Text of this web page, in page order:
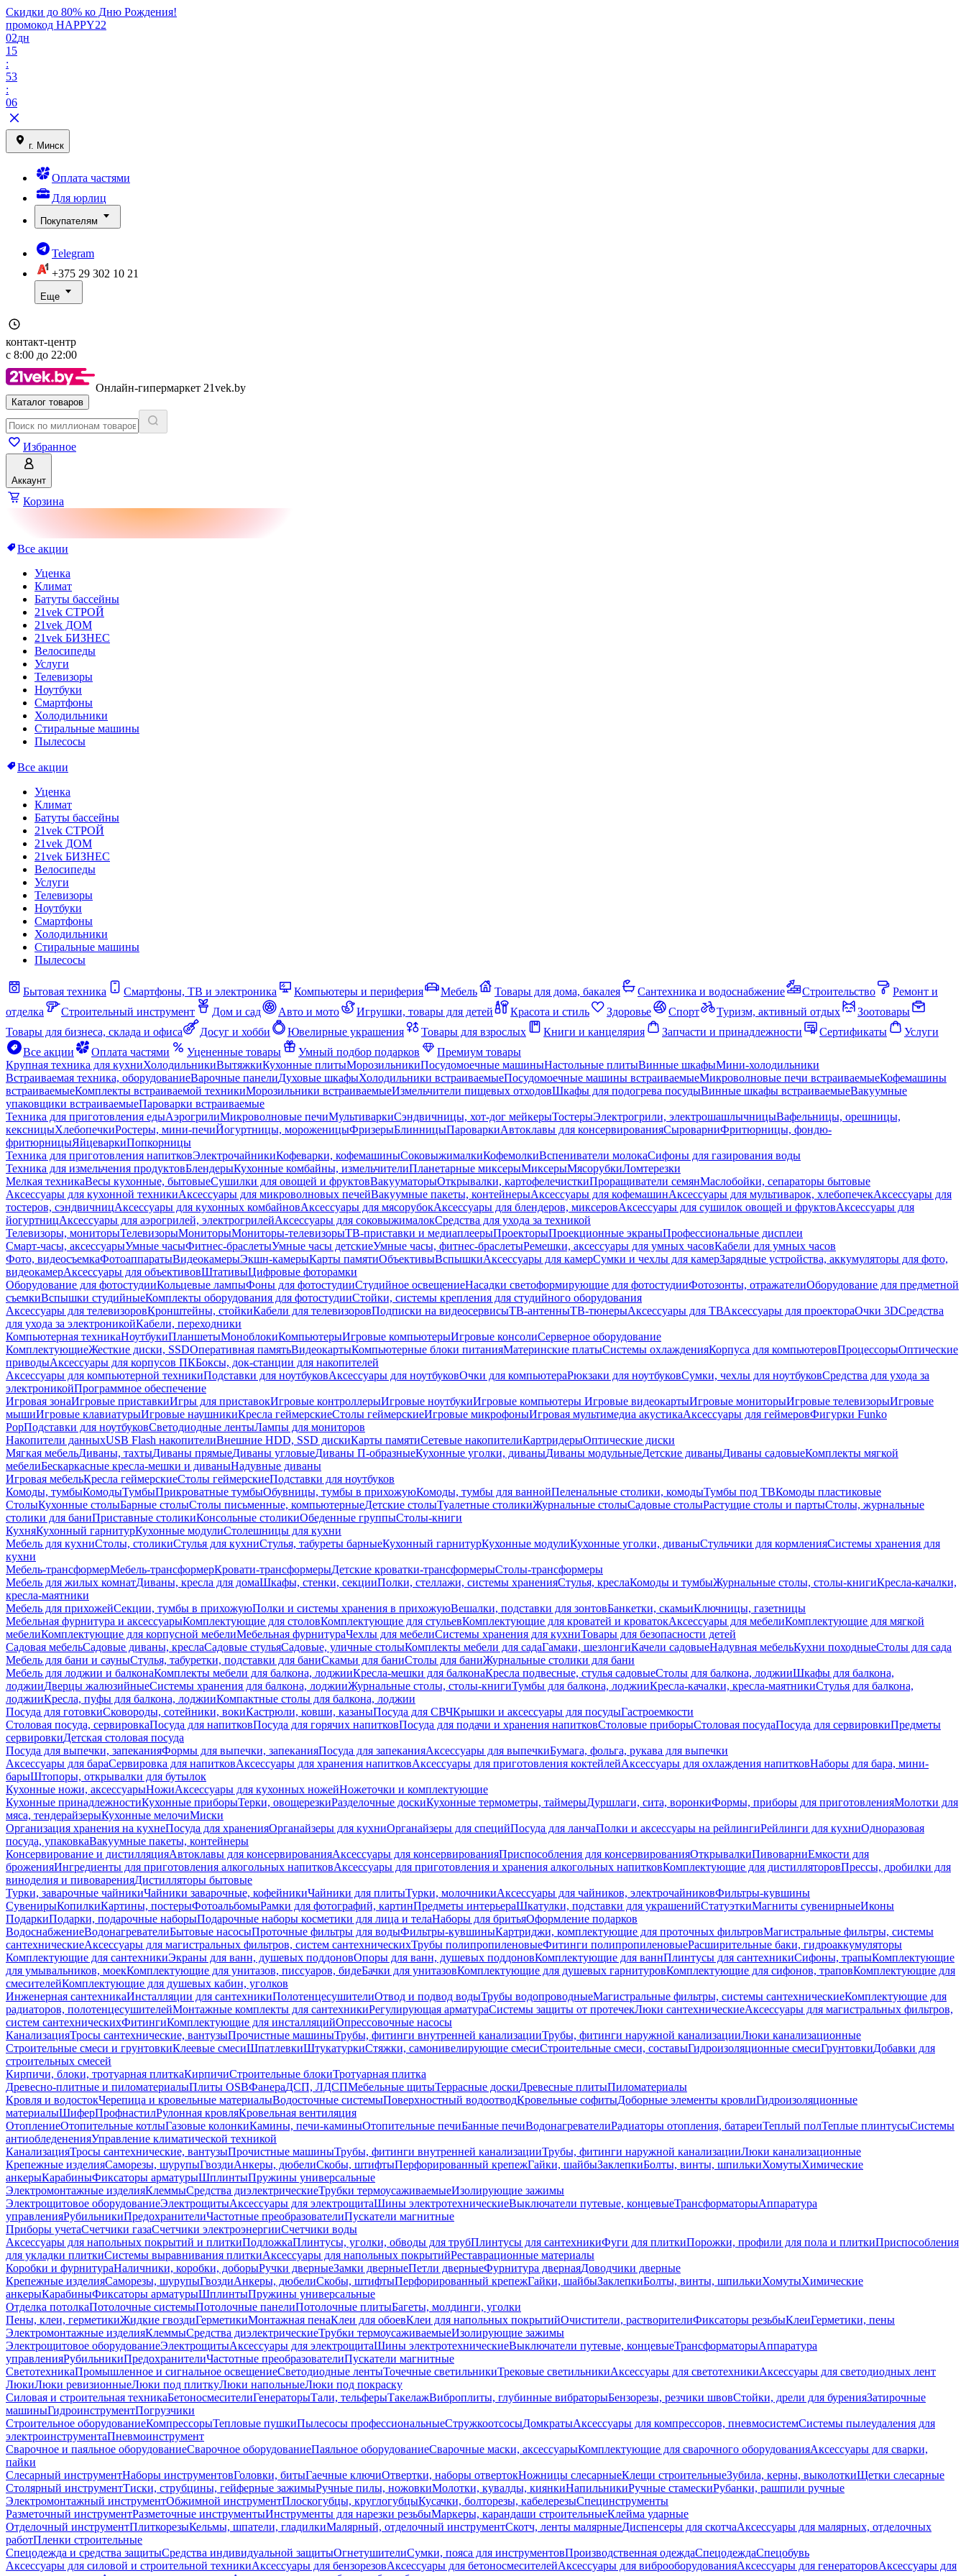
Скидки до 80% ко Дню Рождения!
промокод HAPPY22
02дн
15
:
53
:
06
г. Минск
Оплата частями
Для юрлиц
Покупателям
Telegram
+375 29 302 10 21
Еще
контакт-центр
с 8:00 до 22:00
Онлайн-гипермаркет 21vek.by
Каталог товаров
Избранное
Аккаунт
Корзина
Все акции
Уценка
Климат
Батуты бассейны
21vek СТРОЙ
21vek ДОМ
21vek БИЗНЕС
Велосипеды
Услуги
Телевизоры
Ноутбуки
Смартфоны
Холодильники
Стиральные машины
Пылесосы
Все акции
Уценка
Климат
Батуты бассейны
21vek СТРОЙ
21vek ДОМ
21vek БИЗНЕС
Велосипеды
Услуги
Телевизоры
Ноутбуки
Смартфоны
Холодильники
Стиральные машины
Пылесосы
Бытовая техника Смартфоны, ТВ и электроника Компьютеры и периферия Мебель Товары для дома, бакалея Сантехника и водоснабжение Строительство
Ремонт и
отделка
Строительный инструмент Дом и сад Авто и мото Игрушки, товары для детей Красота и стиль Здоровье Спорт Туризм, активный отдых
Зоотовары
Товары для бизнеса, склада и офиса
Досуг и хобби Ювелирные украшения Товары для взрослых Книги и канцелярия Запчасти и принадлежности Сертификаты
Услуги
Все акции
Оплата частями Уцененные товары Умный подбор подарков
Премиум товары
Крупная техника для кухниХолодильникиВытяжкиКухонные плитыМорозильникиПосудомоечные машиныНастольные плитыВинные шкафыМини-холодильники
Встраиваемая техника, оборудованиеВарочные панелиДуховые шкафыХолодильники встраиваемыеПосудомоечные машины встраиваемыеМикроволновые печи встраиваемыеКофемашины
встраиваемыеКомплекты встраиваемой техникиМорозильники встраиваемыеИзмельчители пищевых отходовШкафы для подогрева посудыВинные шкафы встраиваемыеВакуумные
упаковщики встраиваемыеПароварки встраиваемые
Техника для приготовления едыАэрогрилиМикроволновые печиМультиваркиСэндвичницы, хот-дог мейкерыТостерыЭлектрогрили, электрошашлычницыВафельницы, орешницы,
кексницыХлебопечкиРостеры, мини-печиЙогуртницы, мороженицыФризерыБлинницыПароваркиАвтоклавы для консервированияСыроварниФритюрницы, фондю-
фритюрницыЯйцеваркиПопкорницы
Техника для приготовления напитковЭлектрочайникиКофеварки, кофемашиныСоковыжималкиКофемолкиВспениватели молокаСифоны для газирования воды
Техника для измельчения продуктовБлендерыКухонные комбайны, измельчителиПланетарные миксерыМиксерыМясорубкиЛомтерезки
Мелкая техникаВесы кухонные, бытовыеСушилки для овощей и фруктовВакууматорыОткрывалки, картофелечисткиПроращиватели семянМаслобойки, сепараторы бытовые
Аксессуары для кухонной техникиАксессуары для микроволновых печейВакуумные пакеты, контейнерыАксессуары для кофемашинАксессуары для мультиварок, хлебопечекАксессуары для
тостеров, сэндвичницАксессуары для кухонных комбайновАксессуары для мясорубокАксессуары для блендеров, миксеровАксессуары для сушилок овощей и фруктовАксессуары для
йогуртницАксессуары для аэрогрилей, электрогрилейАксессуары для соковыжималокСредства для ухода за техникой
Телевизоры, мониторыТелевизорыМониторыМониторы-телевизорыТВ-приставки и медиаплеерыПроекторыПроекционные экраныПрофессиональные дисплеи
Смарт-часы, аксессуарыУмные часыФитнес-браслетыУмные часы детскиеУмные часы, фитнес-браслетыРемешки, аксессуары для умных часовКабели для умных часов
Фото, видеосъемкаФотоаппаратыВидеокамерыЭкшн-камерыКарты памятиОбъективыВспышкиАксессуары для камерСумки и чехлы для камерЗарядные устройства, аккумуляторы для фото,
видеокамерАксессуары для объективовШтативыЦифровые фоторамки
Оборудование для фотостудииКольцевые лампыФоны для фотостудииСтудийное освещениеНасадки светоформирующие для фотостудииФотозонты, отражателиОборудование для предметной
съемкиВспышки студийныеКомплекты оборудования для фотостудииСтойки, системы крепления для студийного оборудования
Аксессуары для телевизоровКронштейны, стойкиКабели для телевизоровПодписки на видеосервисыТВ-антенныТВ-тюнерыАксессуары для ТВАксессуары для проектораОчки 3DСредства
для ухода за электроникойКабели, переходники
Компьютерная техникаНоутбукиПланшетыМоноблокиКомпьютерыИгровые компьютерыИгровые консолиСерверное оборудование
КомплектующиеЖесткие диски, SSDОперативная памятьВидеокартыКомпьютерные блоки питанияМатеринские платыСистемы охлажденияКорпуса для компьютеровПроцессорыОптические
приводыАксессуары для корпусов ПКБоксы, док-станции для накопителей
Аксессуары для компьютерной техникиПодставки для ноутбуковАксессуары для ноутбуковОчки для компьютераРюкзаки для ноутбуковСумки, чехлы для ноутбуковСредства для ухода за
электроникойПрограммное обеспечение
Игровая зонаИгровые приставкиИгры для приставокИгровые контроллерыИгровые ноутбукиИгровые компьютеры Игровые видеокартыИгровые мониторыИгровые телевизорыИгровые
мышиИгровые клавиатурыИгровые наушникиКресла геймерскиеСтолы геймерскиеИгровые микрофоныИгровая мультимедиа акустикаАксессуары для геймеровФигурки Funko
PopПодставки для ноутбуковСветодиодные лентыЛампы для мониторов
Накопители данныхUSB Flash накопителиВнешние HDD, SSD дискиКарты памятиСетевые накопителиКартридерыОптические диски
Мягкая мебельДиваны, тахтыДиваны прямыеДиваны угловыеДиваны П-образныеКухонные уголки, диваныДиваны модульныеДетские диваныДиваны садовыеКомплекты мягкой
мебелиБескаркасные кресла-мешки и диваныНадувные диваны
Игровая мебельКресла геймерскиеСтолы геймерскиеПодставки для ноутбуков
Комоды, тумбыКомодыТумбыПрикроватные тумбыОбувницы, тумбы в прихожуюКомоды, тумбы для ваннойПеленальные столики, комодыТумбы под ТВКомоды пластиковые
СтолыКухонные столыБарные столыСтолы письменные, компьютерныеДетские столыТуалетные столикиЖурнальные столыСадовые столыРастущие столы и партыСтолы, журнальные
столики для баниПриставные столикиКонсольные столикиОбеденные группыСтолы-книги
КухняКухонный гарнитурКухонные модулиСтолешницы для кухни
Мебель для кухниСтолы, столикиСтулья для кухниСтулья, табуреты барныеКухонный гарнитурКухонные модулиКухонные уголки, диваныСтульчики для кормленияСистемы хранения для
кухни
Мебель-трансформерМебель-трансформерКровати-трансформерыДетские кроватки-трансформерыСтолы-трансформеры
Мебель для жилых комнатДиваны, кресла для домаШкафы, стенки, секцииПолки, стеллажи, системы храненияСтулья, креслаКомоды и тумбыЖурнальные столы, столы-книгиКресла-качалки,
кресла-маятники
Мебель для прихожейСекции, тумбы в прихожуюПолки и системы хранения в прихожуюВешалки, подставки для зонтовБанкетки, скамьиКлючницы, газетницы
Мебельная фурнитура и аксессуарыКомплектующие для столовКомплектующие для стульевКомплектующие для кроватей и кроватокАксессуары для мебелиКомплектующие для мягкой
мебелиКомплектующие для корпусной мебелиМебельная фурнитураЧехлы для мебелиСистемы хранения для кухниТовары для безопасности детей
Садовая мебельСадовые диваны, креслаСадовые стульяСадовые, уличные столыКомплекты мебели для садаГамаки, шезлонгиКачели садовыеНадувная мебельКухни походныеСтолы для сада
Мебель для бани и сауныСтулья, табуретки, подставки для баниСкамьи для баниСтолы для баниЖурнальные столики для бани
Мебель для лоджии и балконаКомплекты мебели для балкона, лоджииКресла-мешки для балконаКресла подвесные, стулья садовыеСтолы для балкона, лоджииШкафы для балкона,
лоджииДверцы жалюзийныеСистемы хранения для балкона, лоджииЖурнальные столы, столы-книгиТумбы для балкона, лоджииКресла-качалки, кресла-маятникиСтулья для балкона,
лоджииКресла, пуфы для балкона, лоджииКомпактные столы для балкона, лоджии
Посуда для готовкиСковороды, сотейники, вокиКастрюли, ковши, казаныПосуда для СВЧКрышки и аксессуары для посудыГастроемкости
Столовая посуда, сервировкаПосуда для напитковПосуда для горячих напитковПосуда для подачи и хранения напитковСтоловые приборыСтоловая посудаПосуда для сервировкиПредметы
сервировкиДетская столовая посуда
Посуда для выпечки, запеканияФормы для выпечки, запеканияПосуда для запеканияАксессуары для выпечкиБумага, фольга, рукава для выпечки
Аксессуары для бараСервировка для напитковАксессуары для хранения напитковАксессуары для приготовления коктейлейАксессуары для охлаждения напитковНаборы для бара, мини-
барыШтопоры, открывалки для бутылок
Кухонные ножи, аксессуарыНожиАксессуары для кухонных ножейНожеточки и комплектующие
Кухонные принадлежностиКухонные приборыТерки, овощерезкиРазделочные доскиКухонные термометры, таймерыДуршлаги, сита, воронкиФормы, приборы для приготовленияМолотки для
мяса, тендерайзерыКухонные мелочиМиски
Организация хранения на кухнеПосуда для храненияОрганайзеры для кухниОрганайзеры для специйПосуда для ланчаПолки и аксессуары на рейлингиРейлинги для кухниОдноразовая
посуда, упаковкаВакуумные пакеты, контейнеры
Консервирование и дистилляцияАвтоклавы для консервированияАксессуары для консервированияПриспособления для консервированияОткрывалкиПивоварниЕмкости для
броженияИнгредиенты для приготовления алкогольных напитковАксессуары для приготовления и хранения алкогольных напитковКомплектующие для дистилляторовПрессы, дробилки для
виноделия и пивоваренияДистилляторы бытовые
Турки, заварочные чайникиЧайники заварочные, кофейникиЧайники для плитыТурки, молочникиАксессуары для чайников, электрочайниковФильтры-кувшины
СувенирыКопилкиКартины, постерыФотоальбомыРамки для фотографий, картинПредметы интерьераШкатулки, подставки для украшенийСтатуэткиМагниты сувенирныеИконы
ПодаркиПодарки, подарочные наборыПодарочные наборы косметики для лица и телаНаборы для бритьяОформление подарков
ВодоснабжениеВодонагревателиБытовые насосыПроточные фильтры для водыФильтры-кувшиныКартриджи, комплектующие для проточных фильтровМагистральные фильтры, системы
сантехническиеАксессуары для магистральных фильтров, систем сантехническихТрубы полипропиленовыеФитинги полипропиленовыеРасширительные баки, гидроаккумуляторы
Комплектующие для сантехникиЭкраны для ванн, душевых поддоновОпоры для ванн, душевых поддоновКомплектующие для ваннПлинтусы для сантехникиСифоны, трапыКомплектующие
для умывальников, моекКомплектующие для унитазов, писсуаров, бидеБачки для унитазовКомплектующие для душевых гарнитуровКомплектующие для сифонов, траповКомплектующие для
смесителейКомплектующие для душевых кабин, уголков
Инженерная сантехникаИнсталляции для сантехникиПолотенцесушителиОтвод и подвод водыТрубы водопроводныеМагистральные фильтры, системы сантехническиеКомплектующие для
радиаторов, полотенцесушителейМонтажные комплекты для сантехникиРегулирующая арматураСистемы защиты от протечекЛюки сантехническиеАксессуары для магистральных фильтров,
систем сантехническихФитингиКомплектующие для инсталляцийОпрессовочные насосы
КанализацияТросы сантехнические, вантузыПрочистные машиныТрубы, фитинги внутренней канализацииТрубы, фитинги наружной канализацииЛюки канализационные
Строительные смеси и грунтовкиКлеевые смесиШпатлевкиШтукатуркиСтяжки, самонивелирующие смесиСтроительные смеси, составыГидроизоляционные смесиГрунтовкиДобавки для
строительных смесей
Кирпичи, блоки, тротуарная плиткаКирпичиСтроительные блокиТротуарная плитка
Древесно-плитные и пиломатериалыПлиты OSBФанераДСП, ЛДСПМебельные щитыТеррасные доскиДревесные плитыПиломатериалы
Кровля и водостокЧерепица и кровельные материалыВодосточные системыПоверхностный водоотводКровельные софитыДоборные элементы кровлиГидроизоляционные
материалыШиферПрофнастилРулонная кровляКровельная вентиляция
ОтоплениеОтопительные котлыГазовые колонкиКамины, печи-каминыОтопительные печиБанные печиВодонагревателиРадиаторы отопления, батареиТеплый полТеплые плинтусыСистемы
антиобледененияУправление климатической техникой
КанализацияТросы сантехнические, вантузыПрочистные машиныТрубы, фитинги внутренней канализацииТрубы, фитинги наружной канализацииЛюки канализационные
Крепежные изделияСаморезы, шурупыГвоздиАнкеры, дюбелиСкобы, штифтыПерфорированный крепежГайки, шайбыЗаклепкиБолты, винты, шпилькиХомутыХимические
анкерыКарабиныФиксаторы арматурыШплинтыПружины универсальные
Электромонтажные изделияКлеммыСредства диэлектрическиеТрубки термоусаживаемыеИзолирующие зажимы
Электрощитовое оборудованиеЭлектрощитыАксессуары для электрощитаШины электротехническиеВыключатели путевые, концевыеТрансформаторыАппаратура
управленияРубильникиПредохранителиЧастотные преобразователиПускатели магнитные
Приборы учетаСчетчики газаСчетчики электроэнергииСчетчики воды
Аксессуары для напольных покрытий и плиткиПодложкаПлинтусы, уголки, обводы для трубПлинтусы для сантехникиФуги для плиткиПорожки, профили для пола и плиткиПриспособления
для укладки плиткиСистемы выравнивания плиткиАксессуары для напольных покрытийРеставрационные материалы
Коробки и фурнитураНаличники, коробки, доборыРучки дверныеЗамки дверныеПетли дверныеФурнитура двернаяДоводчики дверные
Крепежные изделияСаморезы, шурупыГвоздиАнкеры, дюбелиСкобы, штифтыПерфорированный крепежГайки, шайбыЗаклепкиБолты, винты, шпилькиХомутыХимические
анкерыКарабиныФиксаторы арматурыШплинтыПружины универсальные
Отделка потолкаПотолочные системыПотолочные панелиПотолочные плитыБагеты, молдинги, уголки
Пены, клеи, герметикиЖидкие гвоздиГерметикиМонтажная пенаКлеи для обоевКлеи для напольных покрытийОчистители, растворителиФиксаторы резьбыКлеиГерметики, пены
Электромонтажные изделияКлеммыСредства диэлектрическиеТрубки термоусаживаемыеИзолирующие зажимы
Электрощитовое оборудованиеЭлектрощитыАксессуары для электрощитаШины электротехническиеВыключатели путевые, концевыеТрансформаторыАппаратура
управленияРубильникиПредохранителиЧастотные преобразователиПускатели магнитные
СветотехникаПромышленное и сигнальное освещениеСветодиодные лентыТочечные светильникиТрековые светильникиАксессуары для светотехникиАксессуары для светодиодных лент
ЛюкиЛюки ревизионныеЛюки под плиткуЛюки напольныеЛюки под покраску
Силовая и строительная техникаБетоносмесителиГенераторыТали, тельферыТакелажВиброплиты, глубинные вибраторыБензорезы, резчики швовСтойки, дрели для буренияЗатирочные
машиныГидроинструментПогрузчики
Строительное оборудованиеКомпрессорыТепловые пушкиПылесосы профессиональныеСтружкоотсосыДомкратыАксессуары для компрессоров, пневмосистемСистемы пылеудаления для
электроинструментаПневмоинструмент
Сварочное и паяльное оборудованиеСварочное оборудованиеПаяльное оборудованиеСварочные маски, аксессуарыКомплектующие для сварочного оборудованияАксессуары для сварки,
пайки
Слесарный инструментНаборы инструментовГоловки, битыГаечные ключиОтвертки, наборы отвертокНожницы слесарныеКлещи строительныеЗубила, керны, выколоткиЩетки слесарные
Столярный инструментТиски, струбцины, гейферные зажимыРучные пилы, ножовкиМолотки, кувалды, киянкиНапильникиРучные стамескиРубанки, рашпили ручные
Электромонтажный инструментОбжимной инструментПлоскогубцы, круглогубцыКусачки, болторезы, кабелерезыСпецинструменты
Разметочный инструментРазметочные инструментыИнструменты для нарезки резьбыМаркеры, карандаши строительныеКлейма ударные
Отделочный инструментПлиткорезыКельмы, шпатели, гладилкиМалярный, отделочный инструментСкотч, ленты малярныеДиспенсеры для скотчаАксессуары для малярных, отделочных
работПленки строительные
Спецодежда и средства защитыСредства индивидуальной защитыОгнетушителиСумки, пояса для инструментовПроизводственная одеждаСпецодеждаСпецобувь
Аксессуары для силовой и строительной техникиАксессуары для бензорезовАксессуары для бетоносмесителейАксессуары для виброоборудованияАксессуары для генераторовАксессуары для